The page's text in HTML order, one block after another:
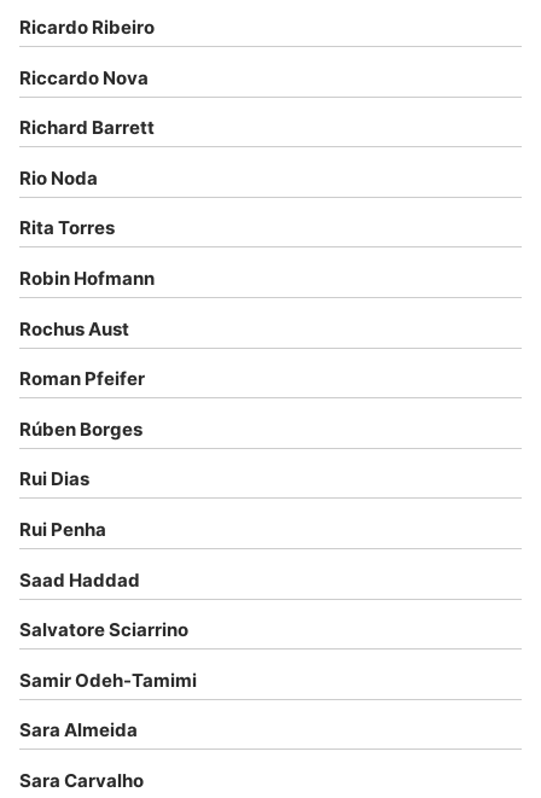
Ricardo Ribeiro
Riccardo Nova
Richard Barrett
Rio Noda
Rita Torres
Robin Hofmann
Rochus Aust
Roman Pfeifer
Rúben Borges
Rui Dias
Rui Penha
Saad Haddad
Salvatore Sciarrino
Samir Odeh-Tamimi
Sara Almeida
Sara Carvalho